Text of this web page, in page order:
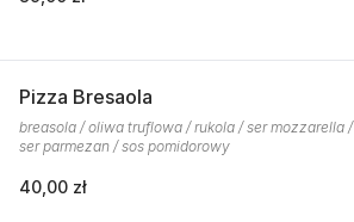
Pizza Bresaola
breasola / oliwa truflowa / rukola / ser mozzarella /
ser parmezan / sos pomidorowy
40,00 zł